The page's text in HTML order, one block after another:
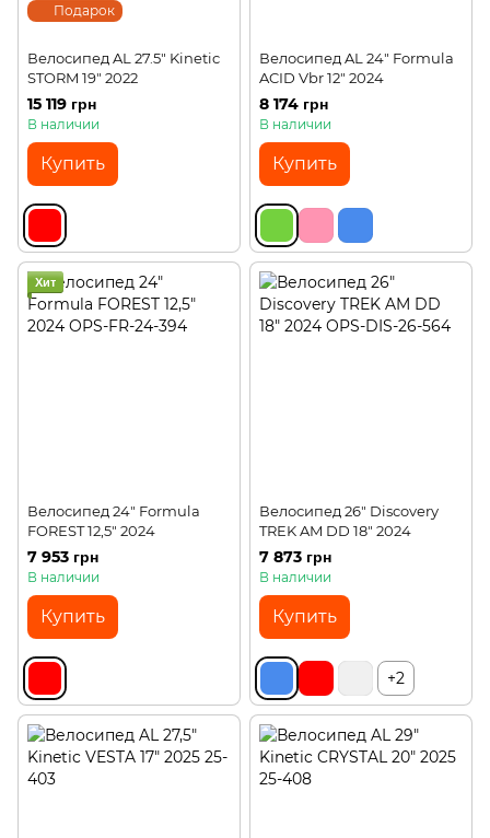
Подарок
Велосипед AL 27.5" Kinetic
STORM 19" 2022
15 119 грн
В наличии
Купить
Велосипед AL 24" Formula
ACID Vbr 12" 2024
8 174 грн
В наличии
Купить
Хит
Велосипед 24" Formula
FOREST 12,5" 2024
7 953 грн
В наличии
Купить
Велосипед 26" Discovery
TREK AM DD 18" 2024
7 873 грн
В наличии
Купить
+2